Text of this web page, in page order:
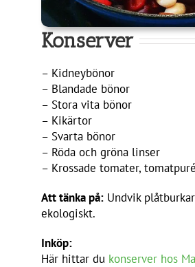
Konserver
– Kidneybönor
– Blandade bönor
– Stora vita bönor
– Kikärtor
– Svarta bönor
– Röda och gröna linser
– Krossade tomater, tomatpuré
Att tänka på: Undvik
ekologiskt.
Inköp:
Här hittar du konserver hos